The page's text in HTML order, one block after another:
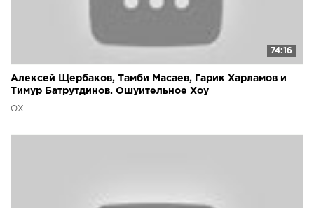
74:16
Алексей Щербаков, Тамби Масаев, Гарик Харламов и
Тимур Батрутдинов. Ошуительное Хоу
ОХ